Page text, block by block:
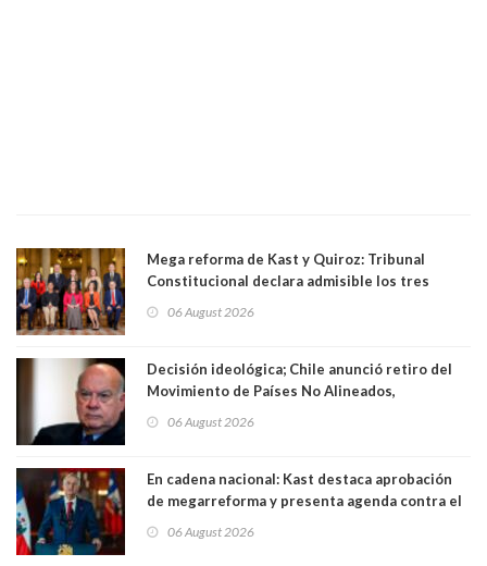
Mega reforma de Kast y Quiroz: Tribunal
Constitucional declara admisible los tres
06 August 2026
Decisión ideológica; Chile anunció retiro del
Movimiento de Países No Alineados,
1971. Excanciller Insulza lamentó decisión
06 August 2026
En cadena nacional: Kast destaca aprobación
de megarreforma y presenta agenda contra el
06 August 2026